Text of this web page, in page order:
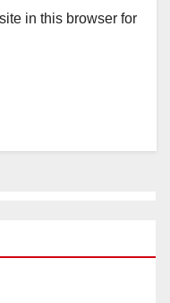
in this browser for